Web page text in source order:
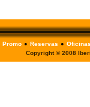
Promo• Reservas •
Copyright © 2008